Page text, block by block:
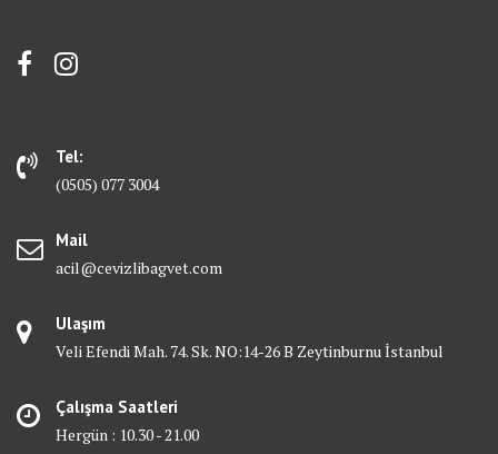
Tel:
(0505) 077 3004
Mail
acil@cevizlibagvet.com
Ulaşım
Veli Efendi Mah. 74. Sk. NO:14-26 B Zeytinburnu İstanbul
Çalışma Saatleri
Hergün : 10.30 - 21.00